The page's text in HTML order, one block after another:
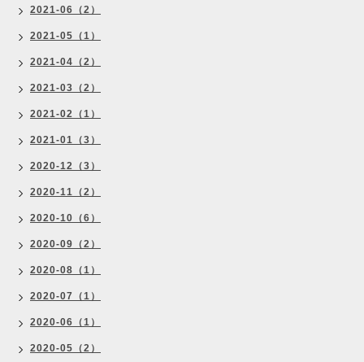
2021-06（2）
2021-05（1）
2021-04（2）
2021-03（2）
2021-02（1）
2021-01（3）
2020-12（3）
2020-11（2）
2020-10（6）
2020-09（2）
2020-08（1）
2020-07（1）
2020-06（1）
2020-05（2）